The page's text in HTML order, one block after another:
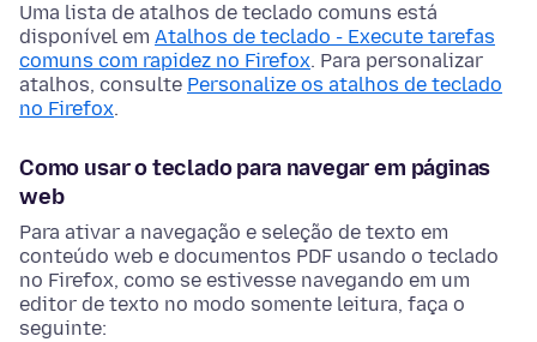
Uma lista de atalhos de teclado comuns está
disponível em Atalhos de teclado - Execute tarefas
comuns com rapidez no Firefox. Para personalizar
atalhos, consulte Personalize os atalhos de teclado
no Firefox.
Como usar o teclado para navegar em páginas
web
Para ativar a navegação e seleção de texto em
conteúdo web e documentos PDF usando o teclado
no Firefox, como se estivesse navegando em um
editor de texto no modo somente leitura, faça o
seguinte: